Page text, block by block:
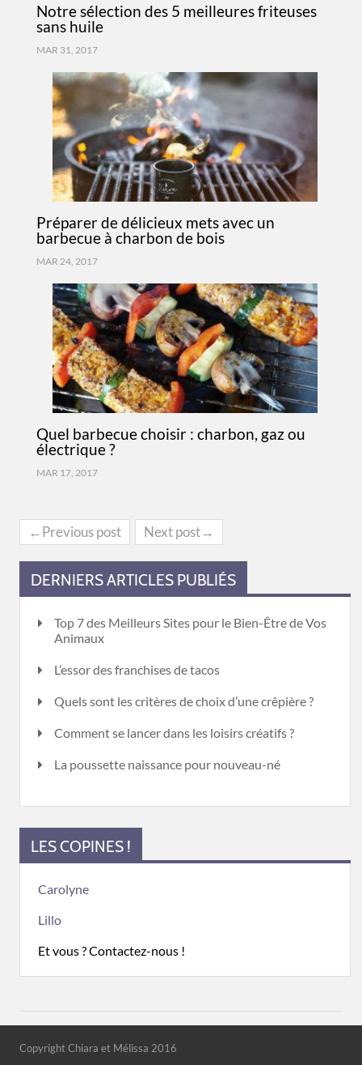
Notre sélection des 5 meilleures friteuses
sans huile
MAR 31, 2017
Préparer de délicieux mets avec un
barbecue à charbon de bois
MAR 24, 2017
Quel barbecue choisir : charbon, gaz ou
électrique ?
MAR 17, 2017
←Previous post Next post→
DERNIERS ARTICLES PUBLIÉS
Top 7 des Meilleurs Sites pour le Bien-Être de Vos
Animaux
L’essor des franchises de tacos
Quels sont les critères de choix d’une crêpière ?
Comment se lancer dans les loisirs créatifs ?
La poussette naissance pour nouveau-né
LES COPINES !
Carolyne
Lillo
Et vous ? Contactez-nous !
Copyright Chiara et Mélissa 2016